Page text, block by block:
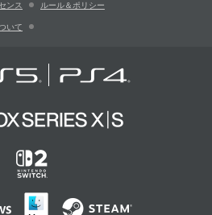
ンス ルール＆ポリシー
いて